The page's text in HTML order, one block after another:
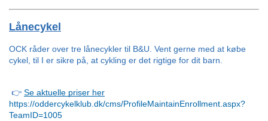
Lånecykel
OCK råder over tre lånecykler til B&U. Vent gerne med at købe
cykel, til I er sikre på, at cykling er det rigtige for dit barn.
👉 Se aktuelle priser her
https://oddercykelklub.dk/cms/ProfileMaintainEnrollment.aspx?
TeamID=1005